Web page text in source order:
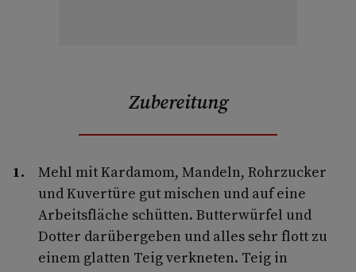
Zubereitung
Mehl mit Kardamom, Mandeln, Rohrzucker
und Kuvertüre gut mischen und auf eine
Arbeitsfläche schütten. Butterwürfel und
Dotter darübergeben und alles sehr flott zu
einem glatten Teig verkneten. Teig in